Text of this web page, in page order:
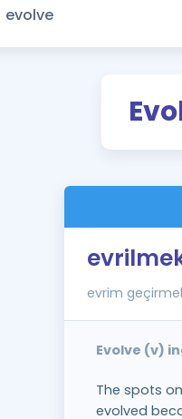
evrim
Evolve (v)
The spots
evolved